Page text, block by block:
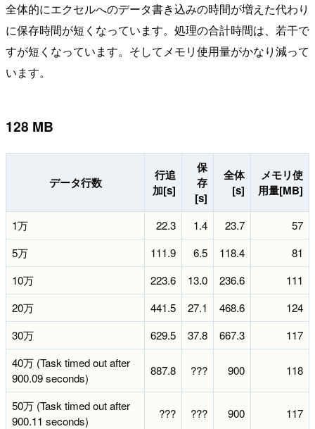
全体的にエクセルへのデータ書き込みの時間が増えた代わり
に保存時間が短くなっています。処理の合計時間は、若干で
すが短くなっています。そしてメモリ使用量がかなり減って
います。
128 MB
データ行数
行追
加[s]
保
存
[s]
全体
[s]
メモリ使
用量[MB]
1万 22.3 1.4 23.7
57
5万
111.9 6.5 118.4
81
10万
223.6 13.0 236.6
111
20万
441.5 27.1 468.6
124
30万
629.5 37.8 667.3
117
40万 (Task timed out after
900.09 seconds)
887.8 ??? 900 118
50万 (Task timed out after
900.11 seconds)
??? ??? 900 117